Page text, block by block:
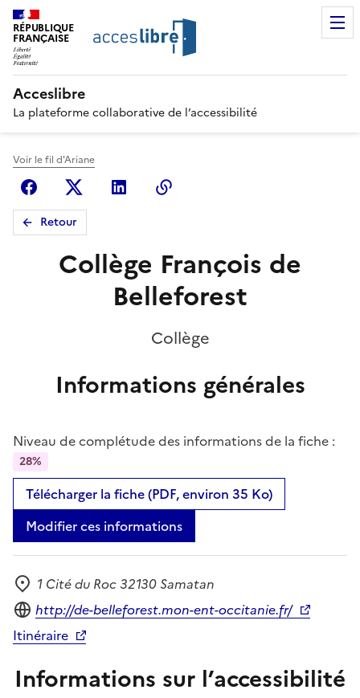
RÉPUBLIQUE
FRANÇAISE
Acceslibre
La plateforme collaborative de l’accessibilité
Voir le fil d'Ariane
FacebookX (anciennement Twitter)
Linkedin
Retour
Collège François de
Belleforest
Collège
Informations générales
Niveau de complétude des informations de la fiche :
28%
Télécharger la fiche (PDF, environ 35 Ko)
Modifier ces informations
Adresse
1 Cité du Roc 32130 Samatan
Site internet
http://de-belleforest.mon-ent-occitanie.fr/
Itinéraire
Informations sur l’accessibilité